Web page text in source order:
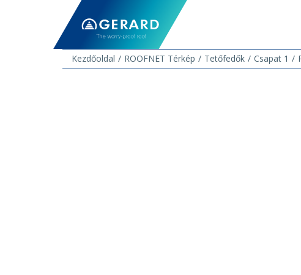
Kezdőoldal
ROOFNET Térkép Tetőfedők Csapat 1